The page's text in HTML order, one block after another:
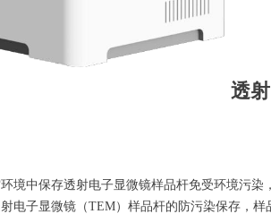
透
境中保存透射电子显微镜样品杆免受环境污染
电子显微镜（TEM）样品杆的防污染保存，